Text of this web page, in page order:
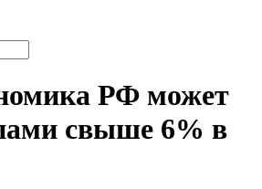
РФ может
свыше 6% в